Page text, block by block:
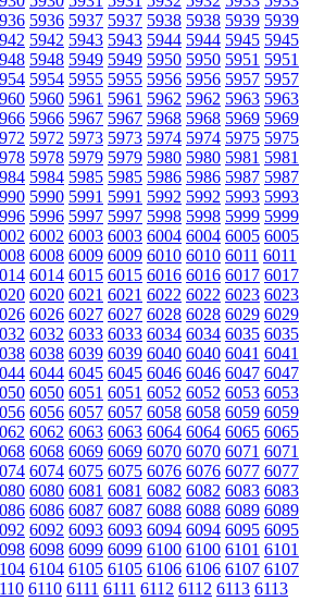
5936 5937 5937 5938 5938 5939 5939
5942 5943 5943 5944 5944 5945 5945
5948 5949 5949 5950 5950 5951 5951
5954 5955 5955 5956 5956 5957 5957
5960 5961 5961 5962 5962 5963 5963
5966 5967 5967 5968 5968 5969 5969
5972 5973 5973 5974 5974 5975 5975
5978 5979 5979 5980 5980 5981 5981
5984 5985 5985 5986 5986 5987 5987
5990 5991 5991 5992 5992 5993 5993
5996 5997 5997 5998 5998 5999 5999
6002 6003 6003 6004 6004 6005 6005
6008 6009 6009 6010 6010 6011 6011
6014 6015 6015 6016 6016 6017 6017
6020 6021 6021 6022 6022 6023 6023
6026 6027 6027 6028 6028 6029 6029
6032 6033 6033 6034 6034 6035 6035
6038 6039 6039 6040 6040 6041 6041
6044 6045 6045 6046 6046 6047 6047
6050 6051 6051 6052 6052 6053 6053
6056 6057 6057 6058 6058 6059 6059
6062 6063 6063 6064 6064 6065 6065
6068 6069 6069 6070 6070 6071 6071
6074 6075 6075 6076 6076 6077 6077
6080 6081 6081 6082 6082 6083 6083
6086 6087 6087 6088 6088 6089 6089
6092 6093 6093 6094 6094 6095 6095
6098 6099 6099 6100 6100 6101 6101
6104 6105 6105 6106 6106 6107 6107
6110 6111 6111 6112 6112 6113 6113